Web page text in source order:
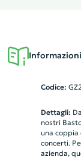
Codice:
Dettagli:
nostri
una
concerti.
azienda,